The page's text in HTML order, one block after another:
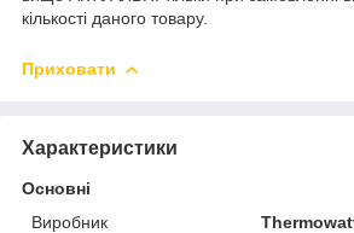
кількості даного товару.
Приховати
Характеристики
Основні
Виробник